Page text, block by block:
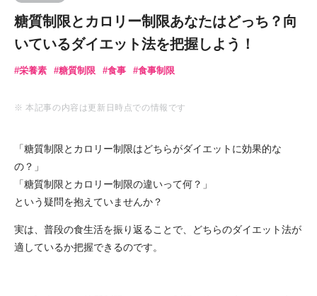
糖質制限とカロリー制限あなたはどっち？向
いているダイエット法を把握しよう！
栄養素 糖質制限 食事 食事制限
※ 本記事の内容は更新日時点での情報です
「糖質制限とカロリー制限はどちらがダイエットに効果的な
の？」
「糖質制限とカロリー制限の違いって何？」
という疑問を抱えていませんか？
実は、普段の食生活を振り返ることで、どちらのダイエット法が
適しているか把握できるのです。